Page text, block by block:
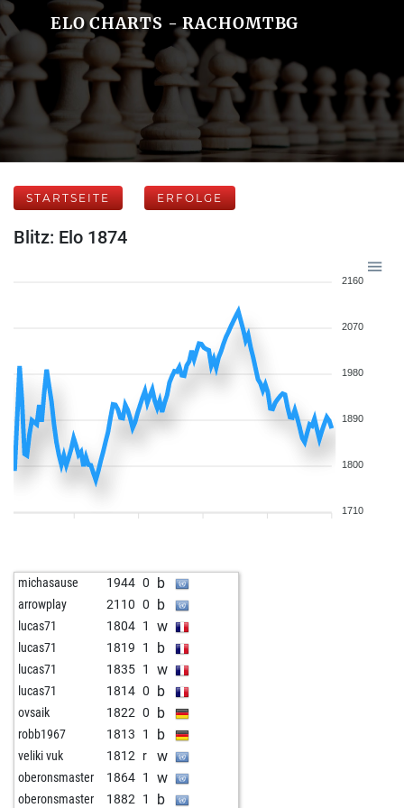
ELO CHARTS - RACHOMTBG
STARTSEITE ERFOLGE
Blitz: Elo 1874
2160
2070
1980
1890
1800
1710
michasause 1944 0 b
arrowplay 2110 0 b
lucas71 1804 1 w
lucas71 1819 1 b
lucas71 1835 1 w
lucas71 1814 0 b
ovsaik 1822 0 b
robb1967 1813 1 b
veliki vuk 1812 r w
oberonsmaster 1864 1 w
oberonsmaster 1882 1 b